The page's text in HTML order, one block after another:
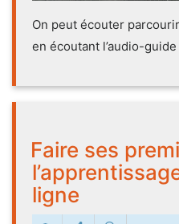
On peut écouter
en écoutant l’audio-
Faire ses
ligne